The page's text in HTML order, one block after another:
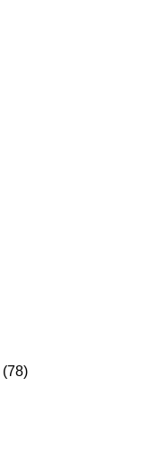
(78)